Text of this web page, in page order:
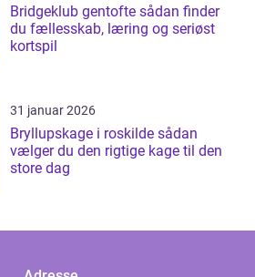
Bridgeklub gentofte sådan finder
du fællesskab, læring og seriøst
kortspil
31 januar 2026
Bryllupskage i roskilde sådan
vælger du den rigtige kage til den
store dag